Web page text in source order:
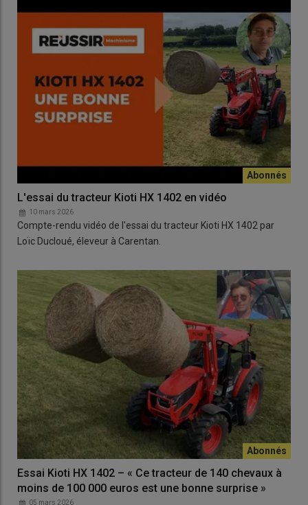
L'essai du tracteur Kioti HX 1402 en vidéo
10 mars 2026
Compte-rendu vidéo de l'essai du tracteur Kioti HX 1402 par
Loïc Ducloué, éleveur à Carentan.
Essai Kioti HX 1402 – « Ce tracteur de 140 chevaux à
moins de 100 000 euros est une bonne surprise »
05 mars 2026